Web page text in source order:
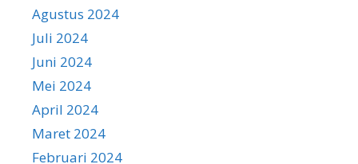
Agustus 2024
Juli 2024
Juni 2024
Mei 2024
April 2024
Maret 2024
Februari 2024